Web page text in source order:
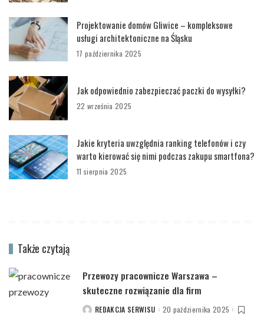
Projektowanie domów Gliwice – kompleksowe
usługi architektoniczne na Śląsku
17 października 2025
Jak odpowiednio zabezpieczać paczki do wysyłki?
22 września 2025
Jakie kryteria uwzględnia ranking telefonów i czy
warto kierować się nimi podczas zakupu smartfona?
11 sierpnia 2025
Także czytają
Przewozy pracownicze Warszawa –
skuteczne rozwiązanie dla firm
POSTEDREDAKCJA SERWISU 20 października 2025